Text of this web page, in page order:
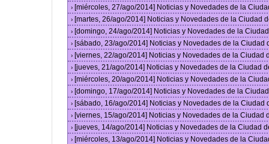
› [miércoles, 27/ago/2014] Noticias y Novedades de la
› [martes, 26/ago/2014] Noticias y Novedades de la Ciudad
› [domingo, 24/ago/2014] Noticias y Novedades de la
› [sábado, 23/ago/2014] Noticias y Novedades de la Ciudad
› [viernes, 22/ago/2014] Noticias y Novedades de la Ciudad
› [jueves, 21/ago/2014] Noticias y Novedades de la Ciudad
› [miércoles, 20/ago/2014] Noticias y Novedades de la
› [domingo, 17/ago/2014] Noticias y Novedades de la
› [sábado, 16/ago/2014] Noticias y Novedades de la Ciudad
› [viernes, 15/ago/2014] Noticias y Novedades de la Ciudad
› [jueves, 14/ago/2014] Noticias y Novedades de la Ciudad
› [miércoles, 13/ago/2014] Noticias y Novedades de la